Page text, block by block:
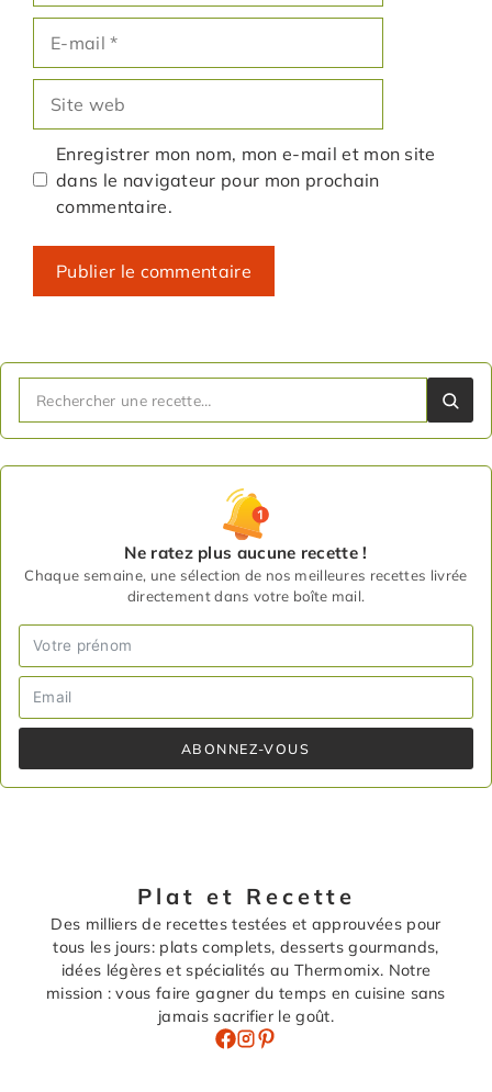
mail
web
Enregistrer mon nom, mon e-mail et mon site
dans le navigateur pour mon prochain
commentaire.
Ne ratez plus aucune recette !
Chaque semaine, une sélection de nos meilleures recettes livrée
directement dans votre boîte mail.
ABONNEZ-VOUS
Plat et Recette
Des milliers de recettes testées et approuvées pour
tous les jours: plats complets, desserts gourmands,
idées légères et spécialités au Thermomix. Notre
mission : vous faire gagner du temps en cuisine sans
jamais sacrifier le goût.